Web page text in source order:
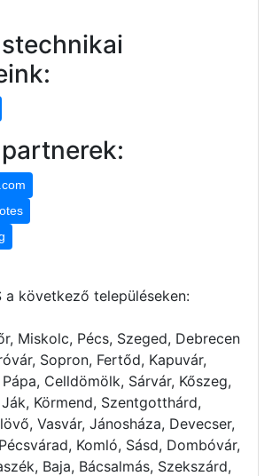
a következő településeken:
Miskolc, Pécs, Szeged, Debrecen
Sopron, Fertőd, Kapuvár,
Celldömölk, Sárvár, Kőszeg,
Körmend, Szentgotthárd,
Vasvár, Jánosháza, Devecser,
Komló, Sásd, Dombóvár,
Baja, Bácsalmás, Szekszárd,